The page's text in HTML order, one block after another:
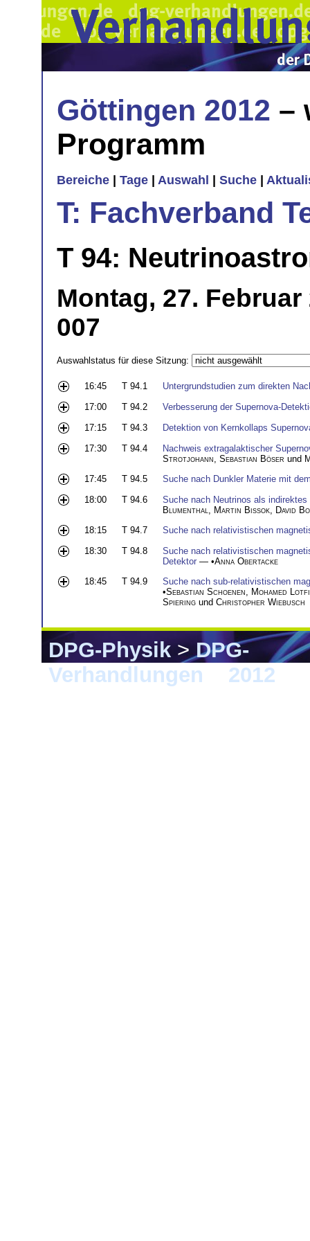
Göttingen 2012 –
Programm
Bereiche Tage Auswahl Suche
T: Fachverband
T 94:
Montag, 27. Februar
007
Auswahlstatus für diese Sitzung:
16:45 T 94.1
Untergrundstudien zum direkten
17:00
T 94.2
Verbesserung der Supernova-
17:15
T 94.3
Detektion von Kernkollaps
17:30
T 94.4
Nachweis extragalaktischer
Strotjohann Sebastian Böser und
17:45
T 94.5
Suche nach Dunkler Materie mit
18:00
T 94.6
Suche nach Neutrinos als
Blumenthal
Martin Bissok David
18:15
T 94.7
Suche nach relativistischen
18:30
T 94.8
Suche nach relativistischen
Detektor — •Anna Obertacke
18:45
T 94.9
Suche nach sub-relativistischen
•Sebastian Schoenen
Mohamed
Spiering und Christopher Wiebusch
DPG-Physik>DPG-
Verhandlungen
2012